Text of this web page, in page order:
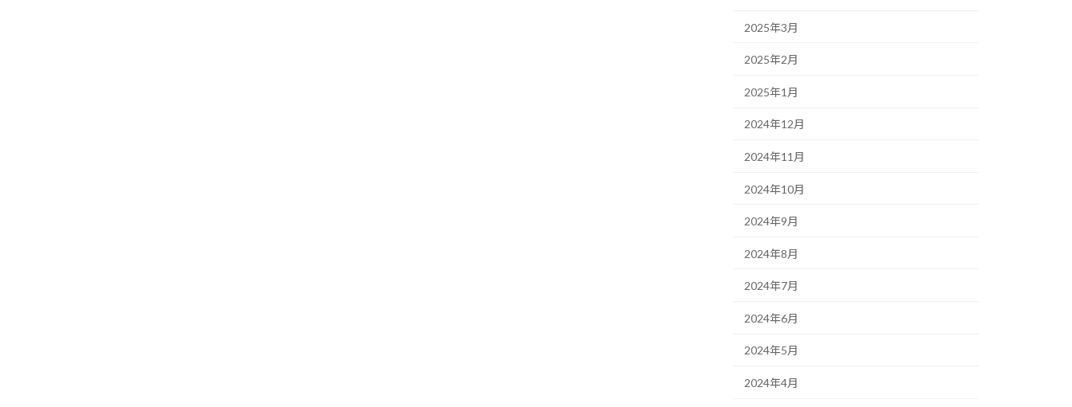
2025年3月
2025年2月
2025年1月
2024年12月
2024年11月
2024年10月
2024年9月
2024年8月
2024年7月
2024年6月
2024年5月
2024年4月